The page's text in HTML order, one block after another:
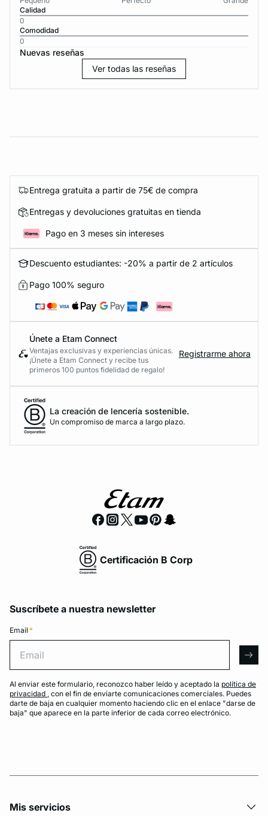
Calidad
0
Comodidad
0
Nuevas reseñas
Ver todas las reseñas
Entrega gratuita a partir de 75€ de compra
Entregas y devoluciones gratuitas en tienda
Pago en 3 meses sin intereses
Descuento estudiantes: -20% a partir de 2 artículos
Pago 100% seguro
Únete a Etam Connect
Ventajas exclusivas y experiencias únicas.
¡Únete a Etam Connect y recibe tus
primeros 100 puntos fidelidad de regalo!
Registrarme ahora
La creación de lencería sostenible.
Un compromiso de marca a largo plazo.
Certificación B Corp
Suscríbete a nuestra newsletter
Email *
Al enviar este formulario, reconozco haber leído y aceptado la política de
privacidad , con el fin de enviarte comunicaciones comerciales. Puedes
darte de baja en cualquier momento haciendo clic en el enlace "darse de
baja" que aparece en la parte inferior de cada correo electrónico.
Mis servicios